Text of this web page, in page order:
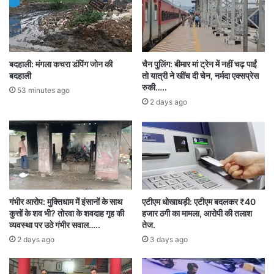
पावर, एनटीपीसी ग्रीन)।
✅पीएम कुसुम योजना–₹4,100 करोड़ ,675 मेगावाट
सौर ऊर्जाऔर20,000 सोलर पंप।
✅पंप्ड स्टोरेज परियोजनाएँ (PSP)–₹57,046 करोड़,
(एसजेएन, जिंदल रिन्यूएबल)।
✅बैटरी ऊर्जा भंडारण (BESS)–₹2,600 करोड़,ऊर्जा
भंडारण क्षमताबढ़ाने के लिए।
✅पावर ट्रांसमिशन नेटवर्क– ₹17,000 करोड़,बिजली
पारेषण संरचनामें सुधार।
✅RDSS (वितरण क्षेत्र योजना)–₹10,800 करोड़,
बिजली वितरण ढांचेके आधुनिकीकरण के लिए।
✅सरकारी भवनों में सौर ऊर्जा – ₹2,500 करोड़
इमारतों में सौर ऊर्जा अपनाने की पहल।
बदहाली: मंगला कचरा डंपिंग जोन की
बदहाली
53 minutes ago
चैन पुलिंग: बीमार मां ट्रेन में नहीं चढ़ पाईं
तो यात्री ने खींच दी चेन, नर्मदा एक्सप्रेस
रुकी…..
2 days ago
गंभीर आरोप: मुक्तिधाम में इंसानों के साथ
कुत्तों के शव भी? तोरवा के शवदाह गृह की
व्यवस्था पर उठे गंभीर सवाल…..
2 days ago
एटीएम धोखाधड़ी: एटीएम बदलकर ₹40
हजार ठगी का मामला, आरोपी की तलाश
तेज.
3 days ago